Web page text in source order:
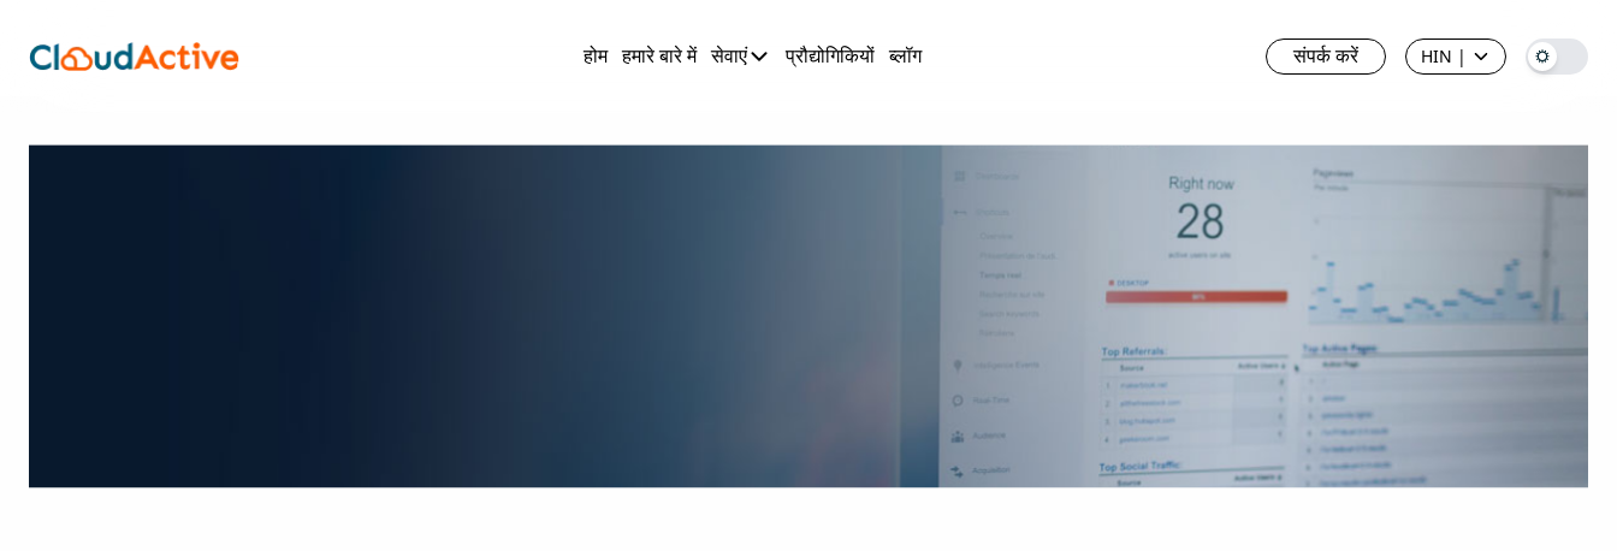
होम हमारे बारे में सेवाएं प्रौद्योगिकियों ब्लॉग संपर्क करें HIN |